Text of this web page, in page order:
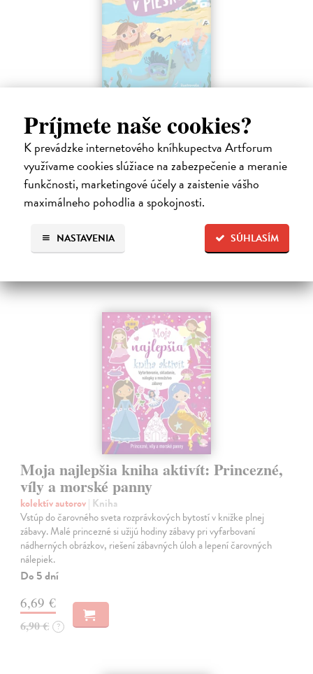
Príjmete naše cookies?
K prevádzke internetového kníhkupectva Artforum
využívame cookies slúžiace na zabezpečenie a meranie
funkčnosti, marketingové účely a zaistenie vášho
maximálneho pohodlia a spokojnosti.
SÚHLASÍM
NASTAVENIA
Sedem písmen v piesku
Hlušíková Marta| Kniha
Dovolenka na Kréte je niekedy plná prekvapení. Súrodenci Noro a
Anabela pri mori spoznávajú svojráznych Chrtovcov, natrafia na
usušenú jaštericu, zaujmú ich Uwe a Hans, ktorí sú takmer celé dni
zahrabaní…
Na sklade ?
14,95 € ?
Moja najlepšia kniha aktivít: Princezné,
víly a morské panny
kolektív autorov| Kniha
Vstúp do čarovného sveta rozprávkových bytostí v knižke plnej
zábavy. Malé princezné si užijú hodiny zábavy pri vyfarbovaní
nádherných obrázkov, riešení zábavných úloh a lepení čarovných
nálepiek.
Do 5 dní
6,69 €
6,90 € ?